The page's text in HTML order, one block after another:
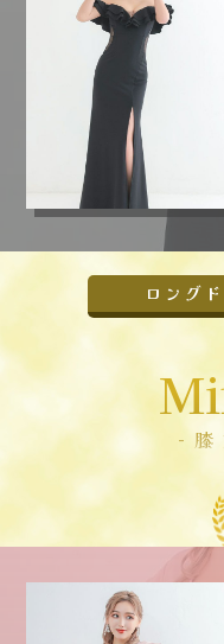
ロング
-